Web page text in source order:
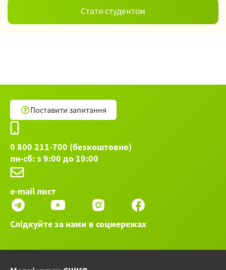
Поставити запитання
0 800 211-700 (безкоштовно)
пн-сб: з 9:00 до 19:00
e-mail лист
Слідкуйте за нами в соцмережах